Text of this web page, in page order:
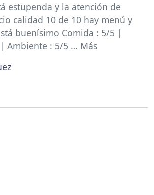
estupenda y la atención de
calidad 10 de 10 hay menú y
buenísimo Comida : 5/5 |
Ambiente : 5/5 … Más